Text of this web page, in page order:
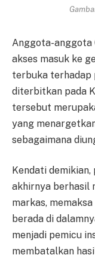
Anggota-anggota
akses masuk ke
terbuka terhadap
diterbitkan pada
tersebut
yang
sebagaimana
Kendati
akhirnya berhasil
markas,
berada di
menjadi pemicu
membatalkan